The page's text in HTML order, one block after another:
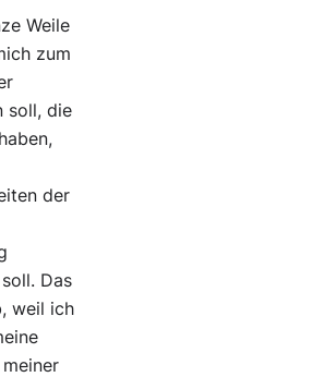
Weile
zum
soll, die
der
Das
weil ich